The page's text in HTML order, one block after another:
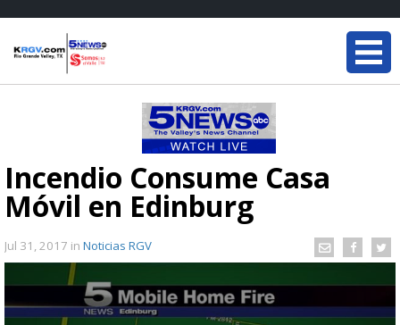
Incendio Consume Casa
Móvil en Edinburg
Jul 31, 2017 in Noticias RGV